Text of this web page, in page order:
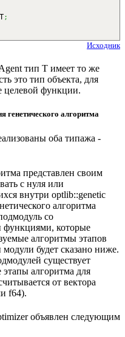
T;
Исходник
тип T имеет то же
это тип объекта, для
целевой функции.
генетического алгоритма
оба типажа -
представлен своим
с нуля или
внутри optlib::genetic
алгоритма
со
функциями, которые
алгоритмы этапов
будет сказано ниже.
существует
алгоритма для
от вектора
f64).
объявлен следующим